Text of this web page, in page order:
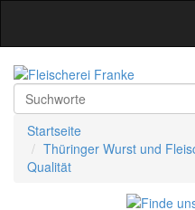
Startseite
Thüringer Wurst und
Qualität